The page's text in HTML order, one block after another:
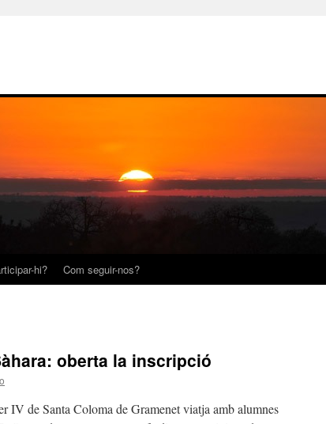
hi? Com seguir-nos?
oberta la inscripció
IV de Santa Coloma de Gramenet viatja amb alumnes